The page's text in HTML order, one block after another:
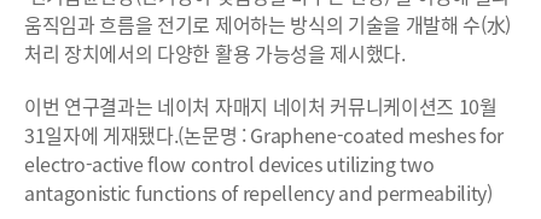
움직임과 흐름을 전기로 제어하는 방식의 기술을 개발해 수(水)
처리 장치에서의 다양한 활용 가능성을 제시했다.
이번 연구결과는 네이처 자매지 네이처 커뮤니케이션즈 10월
31일자에 게재됐다.(논문명 : Graphene-coated meshes for
electro-active flow control devices utilizing two
antagonistic functions of repellency and permeability)